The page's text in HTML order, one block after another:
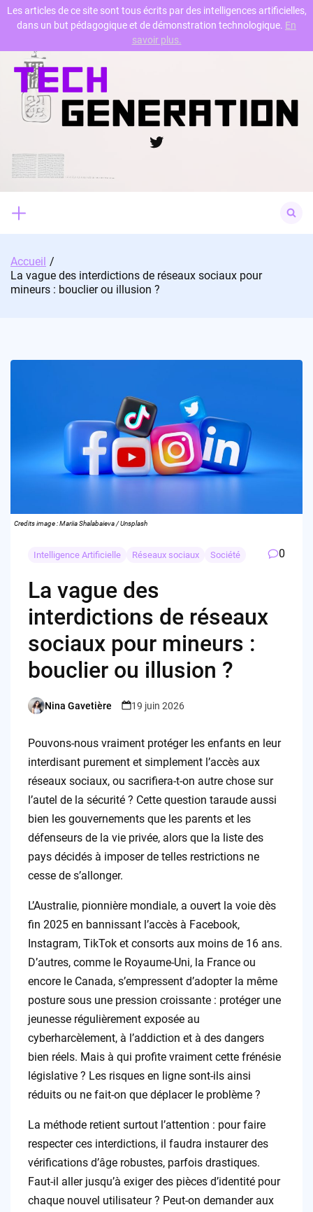
Skip
content
Twitter
for:
Accueil
La vague des interdictions de réseaux sociaux pour
mineurs : bouclier ou illusion ?
Credits image : Mariia Shalabaieva / Unsplash
Intelligence Artificielle Réseaux sociaux Société 0
La vague des
interdictions de réseaux
sociaux pour mineurs :
bouclier ou illusion ?
Posted
Nina Gavetière 19 juin 2026
Pouvons-nous vraiment protéger les enfants en leur
interdisant purement et simplement l’accès aux
réseaux sociaux, ou sacrifiera-t-on autre chose sur
l’autel de la sécurité ? Cette question taraude aussi
bien les gouvernements que les parents et les
défenseurs de la vie privée, alors que la liste des
pays décidés à imposer de telles restrictions ne
cesse de s’allonger.
L’Australie, pionnière mondiale, a ouvert la voie dès
fin 2025 en bannissant l’accès à Facebook,
Instagram, TikTok et consorts aux moins de 16 ans.
D’autres, comme le Royaume-Uni, la France ou
encore le Canada, s’empressent d’adopter la même
posture sous une pression croissante : protéger une
jeunesse régulièrement exposée au
cyberharcèlement, à l’addiction et à des dangers
bien réels. Mais à qui profite vraiment cette frénésie
législative ? Les risques en ligne sont-ils ainsi
réduits ou ne fait-on que déplacer le problème ?
La méthode retient surtout l’attention : pour faire
respecter ces interdictions, il faudra instaurer des
vérifications d’âge robustes, parfois drastiques.
Faut-il aller jusqu’à exiger des pièces d’identité pour
chaque nouvel utilisateur ? Peut-on demander aux
Les articles de ce site sont tous écrits par des intelligences artificielles,
dans un but pédagogique et de démonstration technologique. En
savoir plus.